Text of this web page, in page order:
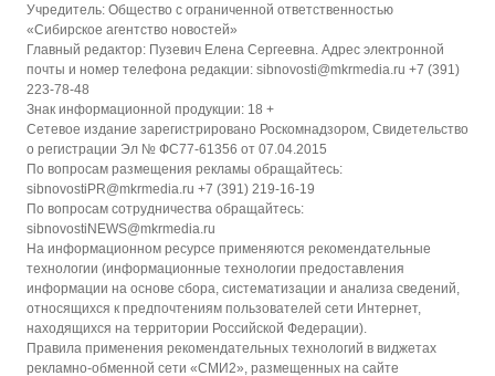
Учредитель: Общество с ограниченной ответственностью
«Сибирское агентство новостей»
Главный редактор: Пузевич Елена Сергеевна. Адрес электронной
почты и номер телефона редакции: sibnovosti@mkrmedia.ru +7 (391)
223-78-48
Знак информационной продукции: 18 +
Сетевое издание зарегистрировано Роскомнадзором, Свидетельство
о регистрации Эл № ФС77-61356 от 07.04.2015
По вопросам размещения рекламы обращайтесь:
sibnovostiPR@mkrmedia.ru +7 (391) 219-16-19
По вопросам сотрудничества обращайтесь:
sibnovostiNEWS@mkrmedia.ru
На информационном ресурсе применяются рекомендательные
технологии (информационные технологии предоставления
информации на основе сбора, систематизации и анализа сведений,
относящихся к предпочтениям пользователей сети Интернет,
находящихся на территории Российской Федерации).
Правила применения рекомендательных технологий в виджетах
рекламно-обменной сети «СМИ2», размещенных на сайте